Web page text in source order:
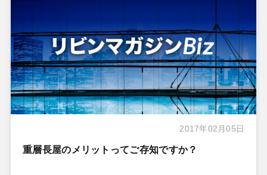
2017年02月05日
重層長屋のメリットってご存知ですか？